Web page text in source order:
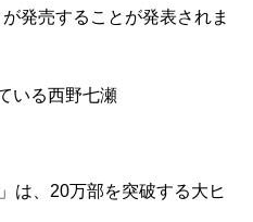
発売することが発表されま
いる西野七瀬
は、20万部を突破する大ヒ